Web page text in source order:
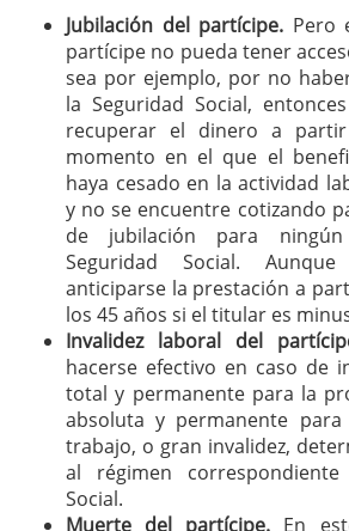
Jubilación del partícipe. Pero
partícipe no pueda tener
sea por ejemplo, por no
la Seguridad Social,
recuperar el dinero a
momento en el que el
haya cesado en la actividad
y no se encuentre cotizando
de jubilación para
Seguridad Social.
anticiparse la prestación a
los 45 años si el titular es
Invalidez laboral del
hacerse efectivo en caso de
total y permanente para la
absoluta y permanente
trabajo, o gran invalidez,
al régimen
Social.
Muerte del partícipe. En